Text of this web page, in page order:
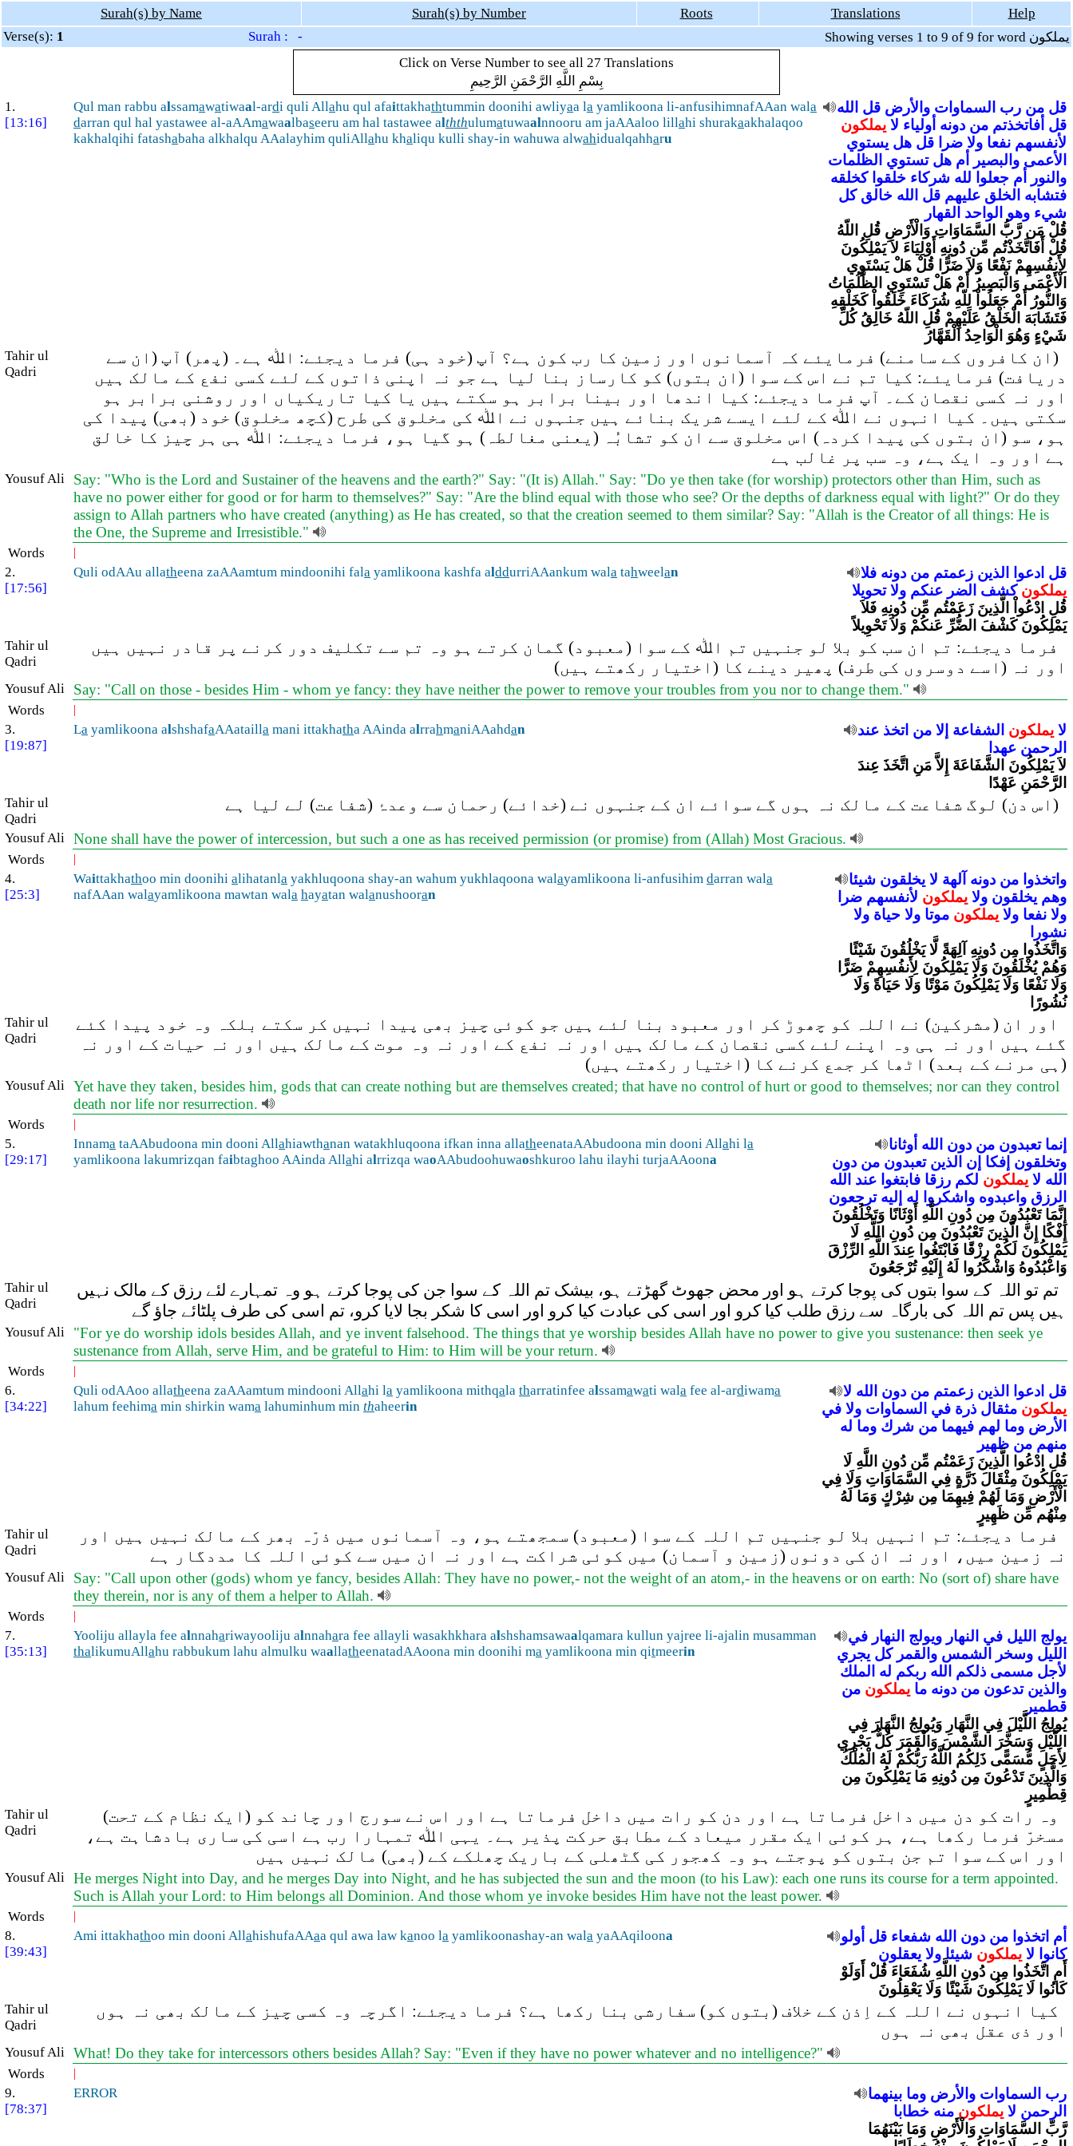
Surah(s) by Name Surah(s) by Number Roots Translations
Help
Verse(s): 1 Surah : -
Showing verses 1 to 9 of 9 for word يملكون
Click on Verse Number to see all 27 Translations
بِسْمِ اللَّهِ الرَّحْمَنِ الرَّحِيمِ
1.
[13:16]
Qul man rabbu alssamawatiwaal-ardi quli Allahu qul afaittakhathtummin doonihi awliyaa la yamlikoona li-anfusihimnafAAan wala
darran qul hal yastawee al-aAAmawaalbaseeru am hal tastawee alththulumatuwaalnnooru am jaAAaloo lillahi shurakaakhalaqoo
kakhalqihi fatashabaha alkhalqu AAalayhim quliAllahu khaliqu kulli shay-in wahuwa alwahidualqahharu
قل من رب السماوات والأرض قل الله
قل أفاتخذتم من دونه أولياء لا يملكون
لأنفسهم نفعا ولا ضرا قل هل يستوي
الأعمى والبصير أم هل تستوي الظلمات
والنور
أم جعلوا لله شركاء خلقوا كخلقه
فتشابه الخلق عليهم قل الله خالق كل
شيء وهو الواحد القهار
قُلْ مَن رَّبُّ السَّمَاوَاتِ وَالْأَرْضِ قُلِ اللّهُ
قُلْ أَفَاتَّخَذْتُم مِّن دُونِهِ أَوْلِيَاءَ لاَ يَمْلِكُونَ
لِأَنفُسِهِمْ نَفْعًا وَلاَ ضَرًّا قُلْ هَلْ يَسْتَوِي
الْأَعْمَى وَالْبَصِيرُ أَمْ هَلْ تَسْتَوِي الظُّلُمَاتُ
وَالنُّورُ أَمْ جَعَلُواْ لِلّهِ شُرَكَاءَ خَلَقُواْ كَخَلْقِهِ
فَتَشَابَهَ الْخَلْقُ عَلَيْهِمْ قُلِ اللّهُ خَالِقُ كُلِّ
شَيْءٍ وَهُوَ الْوَاحِدُ الْقَهَّارُ
Tahir ul
Qadri
(ان کافروں کے سامنے) فرمایئے کہ آسمانوں اور زمین کا رب کون ہے؟ آپ (خود ہی) فرما دیجئے: اﷲ ہے۔ (پھر) آپ (ان سے
دریافت) فرمایئے: کیا تم نے اس کے سوا (ان بتوں) کو کارساز بنا لیا ہے جو نہ اپنی ذاتوں کے لئے کسی نفع کے مالک ہیں
اور نہ کسی نقصان کے۔ آپ فرما دیجئے: کیا اندھا اور بینا برابر ہو سکتے ہیں یا کیا تاریکیاں اور روشنی برابر ہو
سکتی ہیں۔ کیا انہوں نے اﷲ کے لئے ایسے شریک بنائے ہیں جنہوں نے اﷲ کی مخلوق کی طرح (کچھ مخلوق) خود (بھی) پیدا کی
ہو، سو (ان بتوں کی پیدا کردہ) اس مخلوق سے ان کو تشابُہ (یعنی مغالطہ) ہو گیا ہو، فرما دیجئے: اﷲ ہی ہر چیز کا خالق
ہے اور وہ ایک ہے، وہ سب پر غالب ہے
Yousuf Ali
Say: "Who is the Lord and Sustainer of the heavens and the earth?" Say: "(It is) Allah." Say: "Do ye then take (for worship) protectors other than Him, such as
have no power either for good or for harm to themselves?" Say: "Are the blind equal with those who see? Or the depths of darkness equal with light?" Or do they
assign to Allah partners who have created (anything) as He has created, so that the creation seemed to them similar? Say: "Allah is the Creator of all things: He is
the One, the Supreme and Irresistible."
Words |
2.
[17:56]
Quli odAAu allatheena zaAAamtum mindoonihi fala yamlikoona kashfa alddurriAAankum wala tahweelan قل ادعوا الذين زعمتم من دونه فلا
يملكون كشف الضر عنكم ولا تحويلا
قُلِ ادْعُواْ الَّذِينَ زَعَمْتُم مِّن دُونِهِ فَلاَ
يَمْلِكُونَ كَشْفَ الضُّرِّ عَنكُمْ وَلاَ تَحْوِيلاً
Tahir ul
Qadri
فرما دیجئے: تم ان سب کو بلا لو جنہیں تم اﷲ کے سوا (معبود) گمان کرتے ہو وہ تم سے تکلیف دور کرنے پر قادر نہیں ہیں
اور نہ (اسے دوسروں کی طرف) پھیر دینے کا (اختیار رکھتے ہیں)
Yousuf Ali Say: "Call on those - besides Him - whom ye fancy: they have neither the power to remove your troubles from you nor to change them."
Words |
3.
[19:87]
La yamlikoona alshshafaAAatailla mani ittakhatha AAinda alrrahmaniAAahdan لا يملكون الشفاعة إلا من اتخذ عند
الرحمن عهدا
لاَ يَمْلِكُونَ الشَّفَاعَةَ إِلاَّ مَنِ اتَّخَذَ عِندَ
الرَّحْمَنِ عَهْدًا
Tahir ul
Qadri
(اس دن) لوگ شفاعت کے مالک نہ ہوں گے سوائے ان کے جنہوں نے (خدائے) رحمان سے وعدۂ (شفاعت) لے لیا ہے
Yousuf Ali None shall have the power of intercession, but such a one as has received permission (or promise) from (Allah) Most Gracious.
Words |
4.
[25:3]
Waittakhathoo min doonihi alihatanla yakhluqoona shay-an wahum yukhlaqoona walayamlikoona li-anfusihim darran wala
nafAAan walayamlikoona mawtan wala hayatan walanushooran
واتخذوا من دونه آلهة لا يخلقون شيئا
وهم يخلقون ولا يملكون لأنفسهم ضرا
ولا نفعا ولا يملكون موتا ولا حياة ولا
نشورا
وَاتَّخَذُوا مِن دُونِهِ آلِهَةً لَّا يَخْلُقُونَ شَيْئًا
وَهُمْ يُخْلَقُونَ وَلَا يَمْلِكُونَ لِأَنفُسِهِمْ ضَرًّا
وَلَا نَفْعًا وَلَا يَمْلِكُونَ مَوْتًا وَلَا حَيَاةً وَلَا
نُشُورًا
Tahir ul
Qadri
اور ان (مشرکین) نے اللہ کو چھوڑ کر اور معبود بنا لئے ہیں جو کوئی چیز بھی پیدا نہیں کر سکتے بلکہ وہ خود پیدا کئے
گئے ہیں اور نہ ہی وہ اپنے لئے کسی نقصان کے مالک ہیں اور نہ نفع کے اور نہ وہ موت کے مالک ہیں اور نہ حیات کے اور نہ
(ہی مرنے کے بعد) اٹھا کر جمع کرنے کا (اختیار رکھتے ہیں)
Yousuf Ali Yet have they taken, besides him, gods that can create nothing but are themselves created; that have no control of hurt or good to themselves; nor can they control
death nor life nor resurrection.
Words |
5.
[29:17]
Innama taAAbudoona min dooni Allahiawthanan watakhluqoona ifkan inna allatheenataAAbudoona min dooni Allahi la
yamlikoona lakumrizqan faibtaghoo AAinda Allahi alrrizqa waoAAbudoohuwaoshkuroo lahu ilayhi turjaAAoona
إنما تعبدون من دون الله أوثانا
وتخلقون إفكا إن الذين تعبدون من دون
الله لا يملكون لكم رزقا فابتغوا عند الله
الرزق واعبدوه واشكروا له إليه ترجعون
إِنَّمَا تَعْبُدُونَ مِن دُونِ اللَّهِ أَوْثَانًا وَتَخْلُقُونَ
إِفْكًا إِنَّ الَّذِينَ تَعْبُدُونَ مِن دُونِ اللَّهِ لَا
يَمْلِكُونَ لَكُمْ رِزْقًا فَابْتَغُوا عِندَ اللَّهِ الرِّزْقَ
وَاعْبُدُوهُ وَاشْكُرُوا لَهُ إِلَيْهِ تُرْجَعُونَ
Tahir ul
Qadri
تم تو اللہ کے سوا بتوں کی پوجا کرتے ہو اور محض جھوٹ گھڑتے ہو، بیشک تم اللہ کے سوا جن کی پوجا کرتے ہو وہ تمہارے لئے رزق کے مالک نہیں
ہیں پس تم اللہ کی بارگاہ سے رزق طلب کیا کرو اور اسی کی عبادت کیا کرو اور اسی کا شکر بجا لایا کرو، تم اسی کی طرف پلٹائے جاؤ گے
Yousuf Ali
"For ye do worship idols besides Allah, and ye invent falsehood. The things that ye worship besides Allah have no power to give you sustenance: then seek ye
sustenance from Allah, serve Him, and be grateful to Him: to Him will be your return.
Words |
6.
[34:22]
Quli odAAoo allatheena zaAAamtum mindooni Allahi la yamlikoona mithqala tharratinfee alssamawati wala fee al-ardiwama
lahum feehima min shirkin wama lahuminhum min thaheerin
قل ادعوا الذين زعمتم من دون الله لا
يملكون مثقال ذرة في السماوات ولا في
الأرض وما لهم فيهما من شرك وما له
منهم من ظهير
قُلِ ادْعُوا الَّذِينَ زَعَمْتُم مِّن دُونِ اللَّهِ لَا
يَمْلِكُونَ مِثْقَالَ ذَرَّةٍ فِي السَّمَاوَاتِ وَلَا فِي
الْأَرْضِ وَمَا لَهُمْ فِيهِمَا مِن شِرْكٍ وَمَا لَهُ
مِنْهُم مِّن ظَهِيرٍ
Tahir ul
Qadri
فرما دیجئے: تم انہیں بلا لو جنہیں تم اللہ کے سوا (معبود) سمجھتے ہو، وہ آسمانوں میں ذرّہ بھر کے مالک نہیں ہیں اور
نہ زمین میں، اور نہ ان کی دونوں (زمین و آسمان) میں کوئی شراکت ہے اور نہ ان میں سے کوئی اللہ کا مددگار ہے
Yousuf Ali
Say: "Call upon other (gods) whom ye fancy, besides Allah: They have no power,- not the weight of an atom,- in the heavens or on earth: No (sort of) share have
they therein, nor is any of them a helper to Allah.
Words |
7.
[35:13]
Yooliju allayla fee alnnahariwayooliju alnnahara fee allayli wasakhkhara alshshamsawaalqamara kullun yajree li-ajalin musamman
thalikumuAllahu rabbukum lahu almulku waallatheenatadAAoona min doonihi ma yamlikoona min qitmeerin
يولج الليل في النهار ويولج النهار في
الليل وسخر الشمس والقمر كل يجري
لأجل مسمى ذلكم الله ربكم له الملك
والذين تدعون من دونه ما يملكون من
قطمير
يُولِجُ اللَّيْلَ فِي النَّهَارِ وَيُولِجُ النَّهَارَ فِي
اللَّيْلِ وَسَخَّرَ الشَّمْسَ وَالْقَمَرَ كُلٌّ يَجْرِي
لِأَجَلٍ مُّسَمًّى ذَلِكُمُ اللَّهُ رَبُّكُمْ لَهُ الْمُلْكُ
وَالَّذِينَ تَدْعُونَ مِن دُونِهِ مَا يَمْلِكُونَ مِن
قِطْمِيرٍ
Tahir ul
Qadri
وہ رات کو دن میں داخل فرماتا ہے اور دن کو رات میں داخل فرماتا ہے اور اس نے سورج اور چاند کو (ایک نظام کے تحت)
مسخرّ فرما رکھا ہے، ہر کوئی ایک مقرر میعاد کے مطابق حرکت پذیر ہے۔ یہی اﷲ تمہارا رب ہے اسی کی ساری بادشاہت ہے،
اور اس کے سوا تم جن بتوں کو پوجتے ہو وہ کھجور کی گٹھلی کے باریک چھلکے کے (بھی) مالک نہیں ہیں
Yousuf Ali He merges Night into Day, and he merges Day into Night, and he has subjected the sun and the moon (to his Law): each one runs its course for a term appointed.
Such is Allah your Lord: to Him belongs all Dominion. And those whom ye invoke besides Him have not the least power.
Words |
8.
[39:43]
Ami ittakhathoo min dooni AllahishufaAAaa qul awa law kanoo la yamlikoonashay-an wala yaAAqiloona أم اتخذوا من دون الله شفعاء قل أولو
كانوا لا يملكون شيئا ولا يعقلون
أَمِ اتَّخَذُوا مِن دُونِ اللَّهِ شُفَعَاءَ قُلْ أَوَلَوْ
كَانُوا لَا يَمْلِكُونَ شَيْئًا وَلَا يَعْقِلُونَ
Tahir ul
Qadri
کیا انہوں نے اللہ کے اِذن کے خلاف (بتوں کو) سفارشی بنا رکھا ہے؟ فرما دیجئے: اگرچہ وہ کسی چیز کے مالک بھی نہ ہوں
اور ذی عقل بھی نہ ہوں
Yousuf Ali What! Do they take for intercessors others besides Allah? Say: "Even if they have no power whatever and no intelligence?"
Words |
9.
[78:37]
ERROR رب السماوات والأرض وما بينهما
الرحمن لا يملكون منه خطابا
رَّبِّ السَّمَاوَاتِ وَالْأَرْضِ وَمَا بَيْنَهُمَا